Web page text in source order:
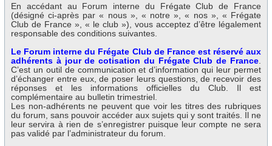
En accédant au Forum interne du Frégate Club de France
(désigné ci-après par « nous », « notre », « nos », « Frégate
Club de France », « le club »), vous acceptez d’être légalement
responsable des conditions suivantes.
Le Forum interne du Frégate Club de France est réservé aux
adhérents à jour de cotisation du Frégate Club de France
C’est un outil de communication et d’information qui leur permet
d’échanger entre eux, de poser leurs questions, de recevoir des
réponses et les informations officielles du Club. Il est
complémentaire au bulletin trimestriel.
Les non-adhérents ne peuvent que voir les titres des rubriques
du forum, sans pouvoir accéder aux sujets qui y sont traités. Il ne
leur servira à rien de s’enregistrer puisque leur compte ne sera
pas validé par l’administrateur du forum.